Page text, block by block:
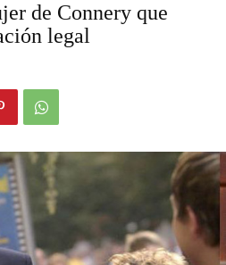
de Connery que
legal